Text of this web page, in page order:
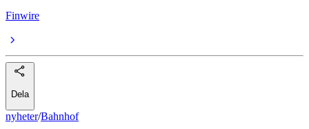
Finwire
Dela
nyheter/Bahnhof